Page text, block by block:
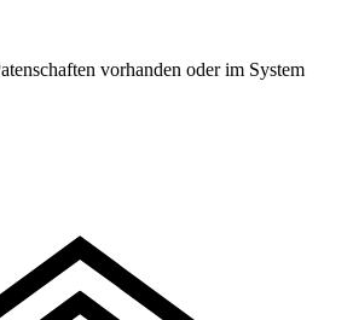
vorhanden oder im System